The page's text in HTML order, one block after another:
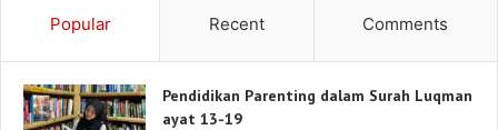
Popular Recent Comments
Pendidikan Parenting dalam Surah Luqman
ayat 13-19